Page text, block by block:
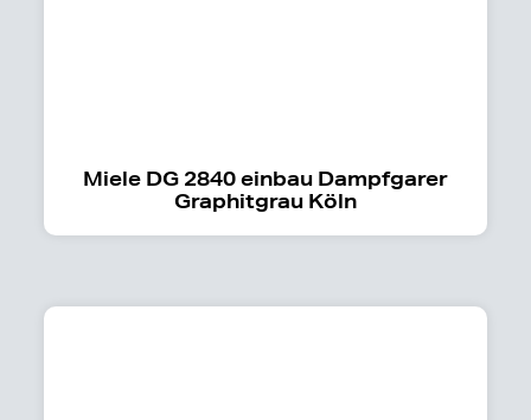
Miele DG 2840 einbau Dampfgarer
Graphitgrau Köln